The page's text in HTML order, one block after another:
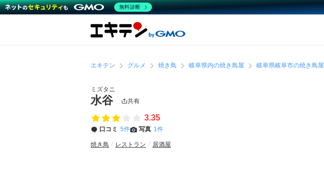
エキテン グルメ 焼き鳥 岐阜県内の焼き鳥屋 岐阜県岐阜市の焼き鳥屋
ミズタニ
水谷 共有
3.35
口コミ 5件 写真 1件
焼き鳥 レストラン 居酒屋
無料診断